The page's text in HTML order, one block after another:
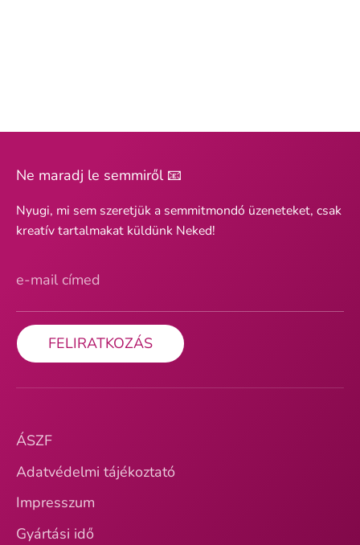
Ne maradj le semmiről 📧
Nyugi, mi sem szeretjük a semmitmondó üzeneteket, csak
kreatív tartalmakat küldünk Neked!
e-mail címed
FELIRATKOZÁS
ÁSZF
Adatvédelmi tájékoztató
Impresszum
Gyártási idő